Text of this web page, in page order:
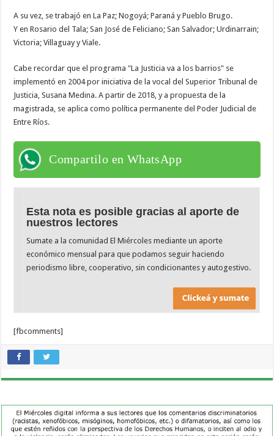
A su vez, se trabajó en La Paz; Nogoyá; Paraná y Pueblo Brugo.
Y en Rosario del Tala; San José de Feliciano; San Salvador; Urdinarrain;
Victoria; Villaguay y Viale.
Cabe recordar que el programa "La Justicia va a los barrios" se
implementó en 2004 por iniciativa de la vocal del Superior Tribunal de
Justicia, Susana Medina. A partir de 2018, y a propuesta de la
magistrada, se aplica como política permanente del Poder Judicial de
Entre Ríos.
Compartilo en WhatsApp
Esta nota es posible gracias al aporte de
nuestros lectores
Sumate a la comunidad El Miércoles mediante un aporte
económico mensual para que podamos seguir haciendo
periodismo libre, cooperativo, sin condicionantes y autogestivo.
[fbcomments]